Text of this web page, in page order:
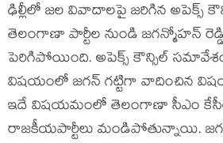
ఢిల్లీలో జల వివాదాలపై జరిగిన అపెక్స్
తెలంగాణా పార్టీల నుండి జగన్మోహన్
పెరిగిపోయింది. అపెక్స్ కౌన్సిల్
విషయంలో జగన్ గట్టిగా వాదించిన
ఇదే విషయమంలో తెలంగాణా సీఎం
రాజకీయపార్టీలు మండిపోతున్నాయి.